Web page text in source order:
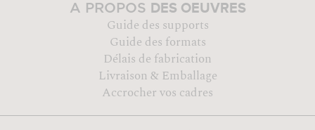
A PROPOS DES OEUVRES
Guide des supports
Guide des formats
Délais de fabrication
Livraison & Emballage
Accrocher vos cadres